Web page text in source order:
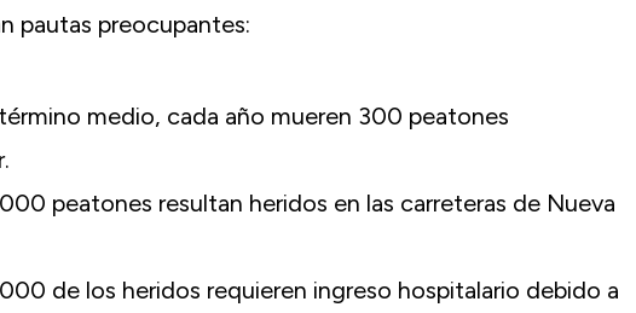
pautas preocupantes:
medio, cada año mueren 300 peatones
peatones resultan heridos en las carreteras de Nueva
de los heridos requieren ingreso hospitalario debido a